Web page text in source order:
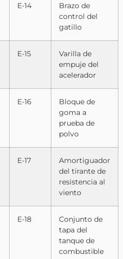
E-14
Brazo de
control del
gatillo
E-15
Varilla de
empuje del
acelerador
E-16
Bloque de
goma a
prueba de
polvo
E-17
Amortiguador
del tirante de
resistencia al
viento
E-18
Conjunto de
tapa del
tanque de
combustible